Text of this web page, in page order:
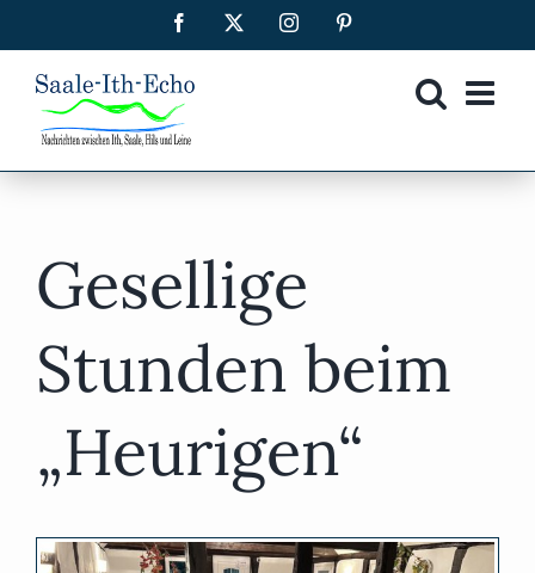
Inhalt
springen
Facebook Instagram
Gesellige
Stunden beim
„Heurigen“
Zeige